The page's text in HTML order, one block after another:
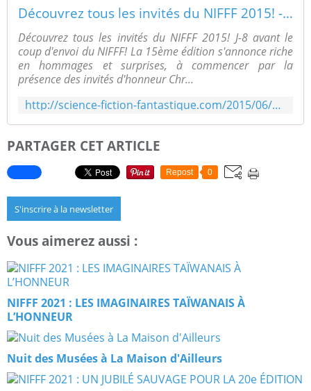
Découvrez tous les invités du NIFFF 2015! - Le blog de Michel Dubat
Découvrez tous les invités du NIFFF 2015! J-8 avant le
coup d'envoi du NIFFF! La 15ème édition s'annonce riche
en hommages et surprises, à commencer par la
présence des invités d'honneur Chr...
http://science-fiction-fantastique.com/2015/06/decouvrez-tous-les-invites-du-nifff-2015.html
PARTAGER CET ARTICLE
Repost 0
S'inscrire à la newsletter
Vous aimerez aussi :
NIFFF 2021 : LES IMAGINAIRES TAÏWANAIS À
L’HONNEUR
Nuit des Musées à La Maison d'Ailleurs